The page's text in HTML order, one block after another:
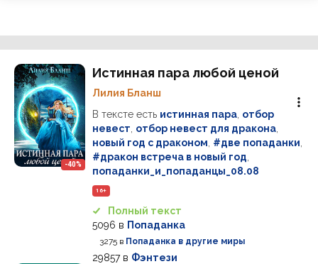
-40%
Истинная пара любой ценой
Лилия Бланш
В тексте есть истинная пара отбор
невест отбор невест для дракона
новый год с драконом #две попаданки
#дракон встреча в новый год
попаданки_и_попаданцы_08.08
16+
Полный текст
5096 в Попаданка
3275 в Попаданка в другие миры
29857 в Фэнтези